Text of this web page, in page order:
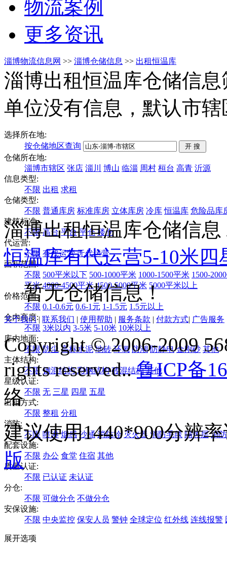
物流案例
更多资讯
淄博物流信息网 >> 淄博仓储信息 >> 出租恒温库
淄博出租恒温库仓储信息
单位没有信息，默认市
选择所在地:
按仓储地区查询
仓储所在地:
淄博市辖区 张店 淄川 博山 临淄 周村 桓台 高青 沂源
信息类型:
不限 出租 求租
仓储类型:
不限 普通库房 标准库房 立体库房 冷库 恒温库 危险品库
建筑标准:
不限 高台 平台 平仓 楼仓
代运营:
不限 有代运营 无代运营
面积范围:
不限 500平米以下 500-1000平米 1000-1500平米 1500-
平米 4000-4500平米 4500-5000平米 5000平米以上
价格范围:
不限 0.1-0.6元 0.6-1元 1-1.5元 1.5元以上
仓内高度:
不限 3米以内 3-5米 5-10米 10米以上
库内地面:
不限 防尘 高标水泥 地砖 环氧 防潮 防静电 金刚砂 其他
主体结构:
不限 钢混结构 彩钢结构 砖混结构 其他
星级认证:
不限 无 三星 四星 五星
出租方式:
不限 整租 分租
消防:
不限 喷淋 烟感 沙桶 消防栓 灭火器 消防毛毯 隔热层 消
配套设施:
不限 办公 食堂 住宿 其他
质量认证:
不限 已认证 未认证
分仓:
不限 可做分仓 不做分仓
安保设施:
不限 中央监控 保安人员 警钟 全球定位 红外线 连线报警
展开选项
淄博出租恒温库仓储信息
恒温库有代运营5-10米 四
暂无仓储信息！
关于我们| 联系我们 | 使用帮助 | 服务条款 | 付款方式| 广告服务
Copyright © 2006-2009
rights reserved..鲁ICP备
络
建议使用1440*900分辨
版